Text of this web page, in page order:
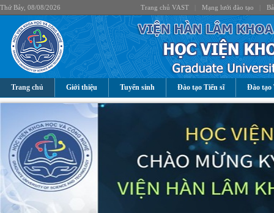
Thứ Bảy, 08/08/2026 Trang chủ VAST Mạng lưới đào tạo
Trang chủ Giới thiệu Tuyển sinh Đào tạo Tiến sĩ Đào tạo